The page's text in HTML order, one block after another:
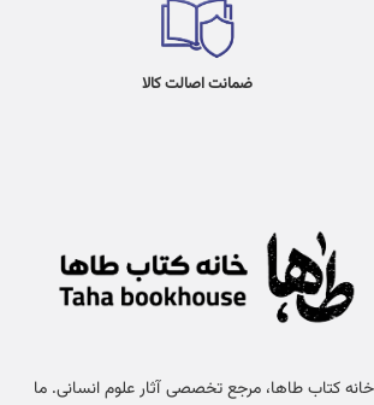
ضمانت اصالت کالا
خانه کتاب طاها، مرجع تخصصی آثار علوم انسانی. ما